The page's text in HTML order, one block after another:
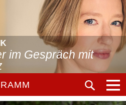
im Gespräch mit